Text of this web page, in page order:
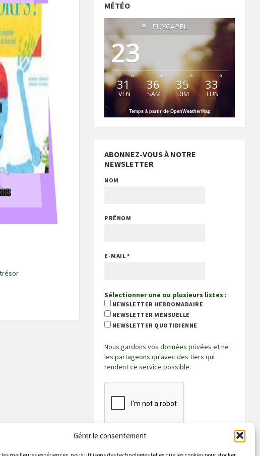
Gérer le consentement
MÉTÉO
PUYCAPEL
23
°
31 °
VEN
36°
SAM
35°
DIM
33°
LUN
Temps à partir de OpenWeatherMap
ABONNEZ-VOUS À NOTRE
NEWSLETTER
NOM
PRÉNOM
E-MAIL *
Sélectionner une ou plusieurs listes :
NEWSLETTER HEBDOMADAIRE
NEWSLETTER MENSUELLE
NEWSLETTER QUOTIDIENNE
Nous gardons vos données privées et ne
les partageons qu'avec des tiers qui
rendent ce service possible.